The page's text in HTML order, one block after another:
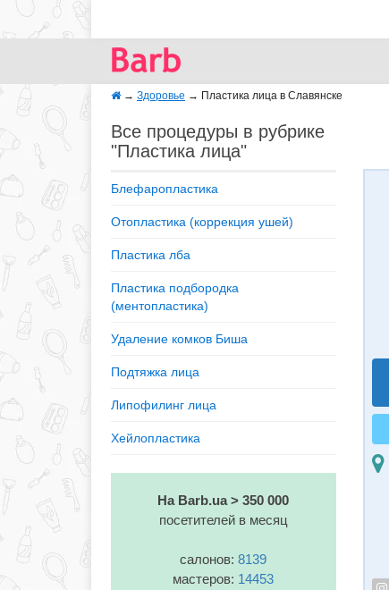
→ Здоровье → Пластика лица в Славянске
Все процедуры в рубрике
"Пластика лица"
Блефаропластика
Отопластика (коррекция ушей)
Пластика лба
Пластика подбородка
(ментопластика)
Удаление комков Биша
Подтяжка лица
Липофилинг лица
Хейлопластика
На Barb.ua > 350 000
посетителей в месяц
салонов:8139
мастеров: 14453